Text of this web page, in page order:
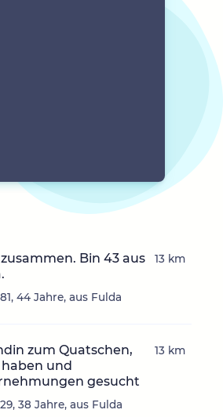
zusammen. Bin 43 aus
44 Jahre, aus Fulda
13 km
zum Quatschen,
und
gesucht
38 Jahre, aus Fulda
13 km